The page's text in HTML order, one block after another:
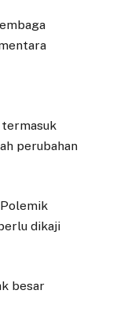
perubahan
dikaji
besar